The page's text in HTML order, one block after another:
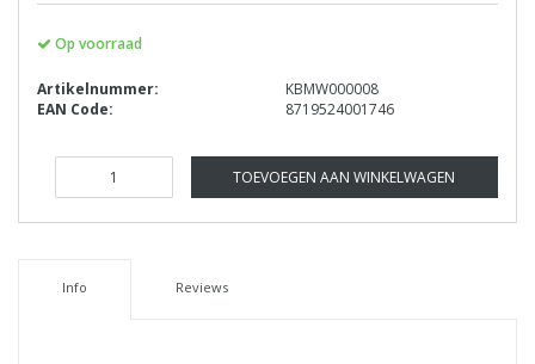
Op voorraad
Artikelnummer:
KBMW000008
EAN Code:
8719524001746
TOEVOEGEN AAN WINKELWAGEN
Info Reviews